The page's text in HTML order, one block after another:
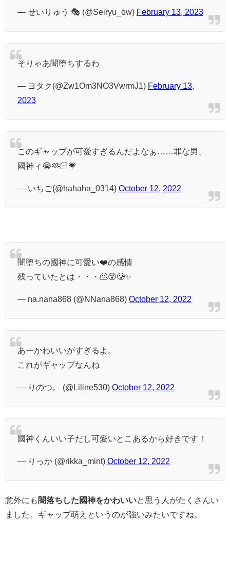
— せいりゅう 🎭 (@Seiryu_ow) February 13, 2023
そりゃあ闇堕ちするわ
— ヨタク(@Zw1Om3NO3VwrmJ1) February 13,
2023
このギャップが可愛すぎるんだよなぁ……罪な男、
國神ィ😭🫶🏻💗
— いちご(@hahaha_0314) October 12, 2022
闇堕ちの國神に可愛い❤️の感情
残っていたとは・・・🫠😵🥲✨
— na.nana868 (@NNana868) October 12, 2022
あーかわいいがすぎるよ。
これがギャップなんね
— りのつ。 (@Liline530) October 12, 2022
國神くんいい子だし可愛いとこあるから好きです！
— りっか (@rikka_mint) October 12, 2022
意外にも 闇落ちした國神をかわいいと思う人がたくさんい
ました。 ギャップ萌えというのが強いみたいですね。